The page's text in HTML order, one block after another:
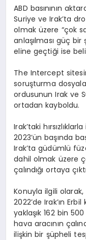
ABD basınının
Suriye ve Irak’ta
olmak üzere “çok
anlaşılması güç bir
eline geçtiği ise
The Intercept
soruşturma
ordusunun Irak ve
ortadan kayboldu.
Irak’taki
2023’ün başında
Irak’ta güdümlü
dahil olmak üzere
çalındığı ortaya
Konuyla ilgili
2022’de Irak’ın
yaklaşık 162 bin
hava aracının
ilişkin bir şüpheli